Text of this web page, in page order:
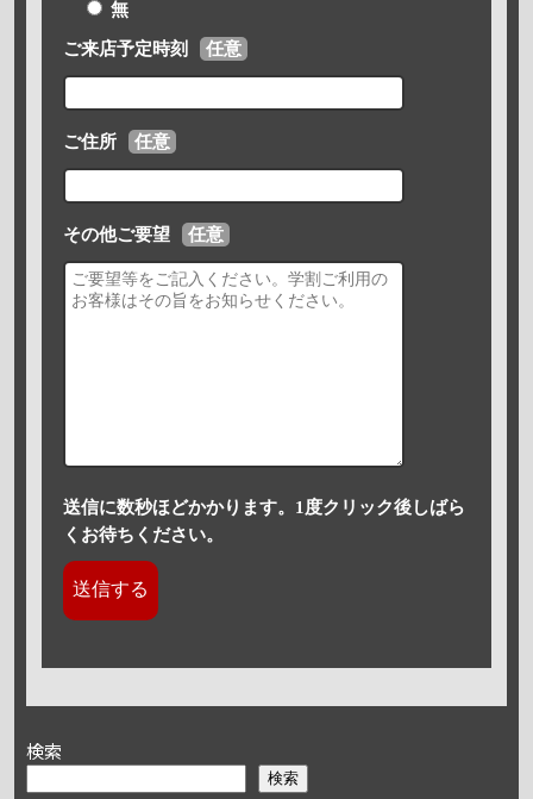
無
ご来店予定時刻 任意
ご住所 任意
その他ご要望 任意
送信に数秒ほどかかります。1度クリック後しばら
くお待ちください。
検索
検索